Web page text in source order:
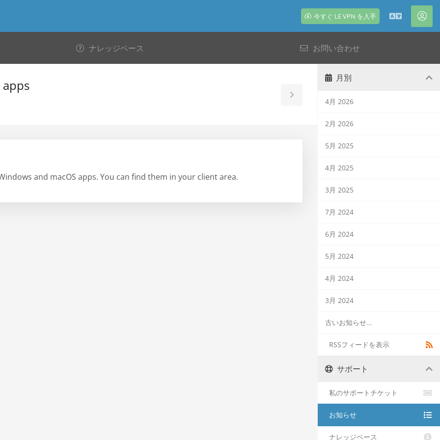
今すぐ LE VPN を入手
日
本
ア
カ
ン
ト
ナレッジベース お問い合わせ
Toggle
Sidebar
and macOS apps. You can find them in your client area.
月別
4月 2026
2月 2026
5月 2025
4月 2025
3月 2025
7月 2024
6月 2024
5月 2024
4月 2024
3月 2024
古いお知らせ...
RSSフィードを表示
サポート
私のサポートチケット
お知らせ
ナレッジベース